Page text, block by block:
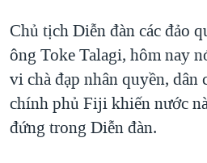
"Tìm"NGƯỜI VIỆT HẢI NGOẠI
ĐỜI SỐNG
KINH TẾ
KHOA HỌC
HÀNH TRÌNH BẦU CỬ 2024
MỘT NĂM CHIẾN TRANH TẠI
GIẢI MÃ VÀNH ĐAI & CON
NGÀY TỊ NẠN THẾ GIỚI
VIDEO
NGHE
MẠNG XÃ HỘI
Chủ tịch Diễn đàn các đảo
ông Toke Talagi, hôm nay
vi chà đạp nhân quyền, dân
chính phủ Fiji khiến nước
đứng trong Diễn đàn.